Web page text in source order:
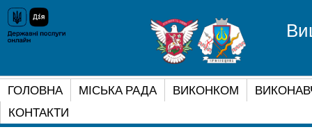
ГОЛОВНА МІСЬКА РАДА ВИКОНКОМ
КОНТАКТИ